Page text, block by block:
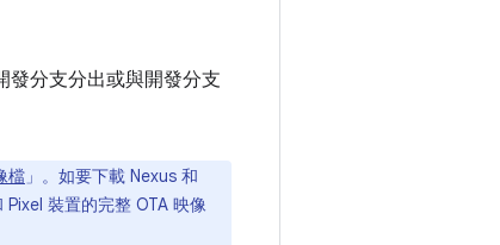
發分支分出或與開發分支
檔 」。如要下載 Nexus 和
Pixel 裝置的完整 OTA 映像